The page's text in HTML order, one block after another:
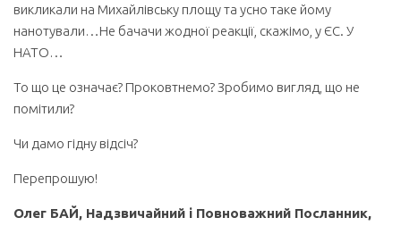
викликали на Михайлівську площу та усно таке йому
нанотували…Не бачачи жодної реакції, скажімо, у ЄС. У
НАТО…
То що це означає? Проковтнемо? Зробимо вигляд, що не
помітили?
Чи дамо гідну відсіч?
Перепрошую!
Олег БАЙ, Надзвичайний і Повноважний Посланник,